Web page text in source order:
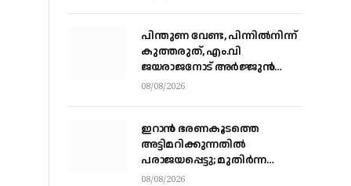
പിന്തുണ വേണ്ട, പിന്നിൽനിന്ന്
കുത്തരുത്, എം.വി
ജയരാജനോട് അർജ്ജുൻ
ആയങ്കി
08/08/2026
ഇറാന്‍ ഭരണകൂടത്തെ
അട്ടിമറിക്കുന്നതില്‍
പരാജയപ്പെട്ടു; മുതിര്‍ന്ന
മൊസാദ് ഉദ്യോഗസ്ഥരെ
08/08/2026